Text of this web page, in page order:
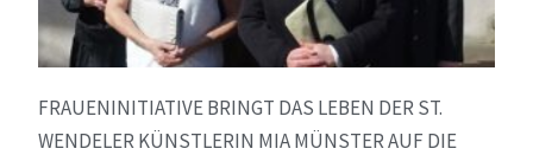
FRAUENINITIATIVE BRINGT DAS LEBEN DER ST.
WENDELER KÜNSTLERIN MIA MÜNSTER AUF DIE